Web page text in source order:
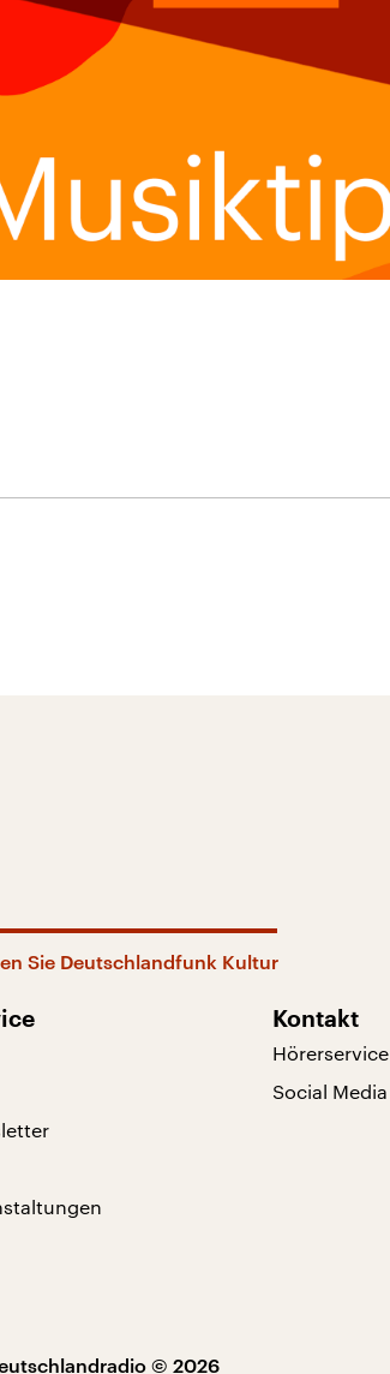
Sie Deutschlandfunk Kultur
Kontakt
Hörerservice
Social Media
© 2026